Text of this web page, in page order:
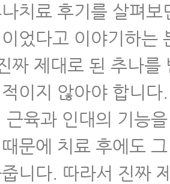
치료 후기를 살펴보
었다고 이야기하는
짜 제대로 된 추나를
이지 않아야 합니다
근육과 인대의 기능
문에 치료 후에도
니다. 따라서 진짜